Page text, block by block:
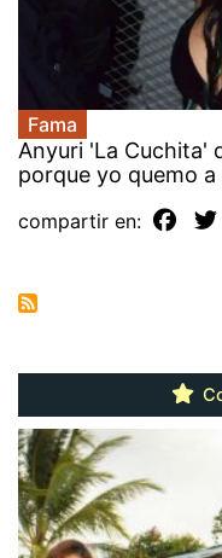
Fama
Anyuri 'La Cuchita'
porque yo quemo
compartir en: